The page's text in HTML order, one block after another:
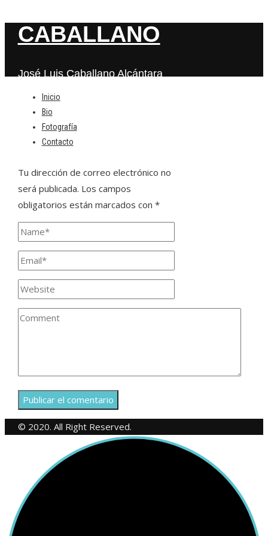
CABALLANO
José Luis Caballano Alcántara
Inicio
Bio
Fotografía
Contacto
Deja una respuesta
Tu dirección de correo electrónico no
será publicada. Los campos
obligatorios están marcados con *
© 2020. All Right Reserved.